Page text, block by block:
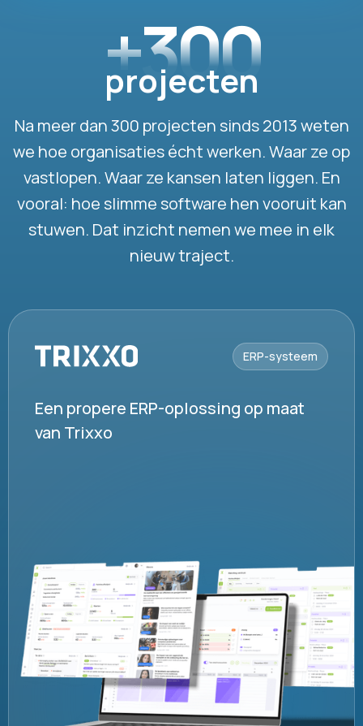
+300
projecten
Na meer dan 300 projecten sinds 2013 weten
we hoe organisaties écht werken. Waar ze op
vastlopen. Waar ze kansen laten liggen. En
vooral: hoe slimme software hen vooruit kan
stuwen. Dat inzicht nemen we mee in elk
nieuw traject.
ERP-systeem
Een propere ERP-oplossing op maat
van Trixxo